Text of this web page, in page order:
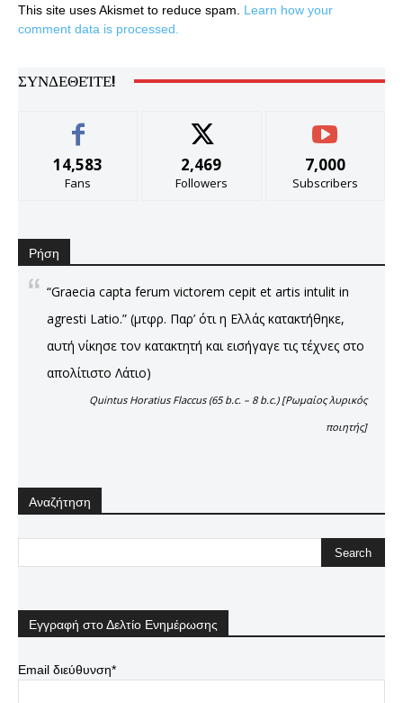
This site uses Akismet to reduce spam. Learn how your
comment data is processed.
ΣΥΝΔΕΘΕΊΤΕ!
14,583
Fans
2,469
Followers
7,000
Subscribers
Ρήση
“Graecia capta ferum victorem cepit et artis intulit in
agresti Latio.” (μτφρ. Παρ’ ότι η Ελλάς κατακτήθηκε,
αυτή νίκησε τον κατακτητή και εισήγαγε τις τέχνες στο
απολίτιστο Λάτιο)
Quintus Horatius Flaccus (65 b.c. – 8 b.c.) [Ρωμαίος λυρικός
ποιητής]
Αναζήτηση
Εγγραφή στο Δελτίο Ενημέρωσης
Email διεύθυνση*